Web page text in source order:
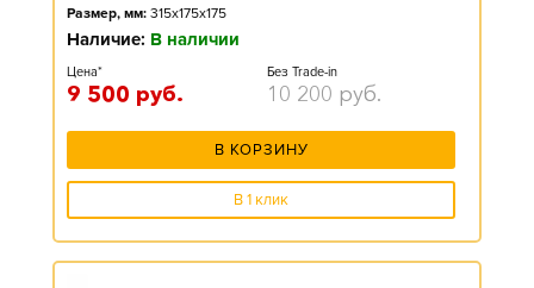
Размер, мм: 315x175x175
Наличие: В наличии
Цена*
9 500 руб.
Без Trade-in
10 200 руб.
В КОРЗИНУ
В 1 клик